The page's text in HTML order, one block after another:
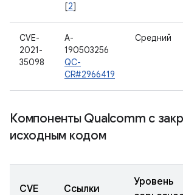
[2]
CVE-
2021-
35098
A-
190503256
QC-
CR#2966419
Средний
Компоненты Qualcomm с
исходным кодом
CVE Ссылки
Уровень